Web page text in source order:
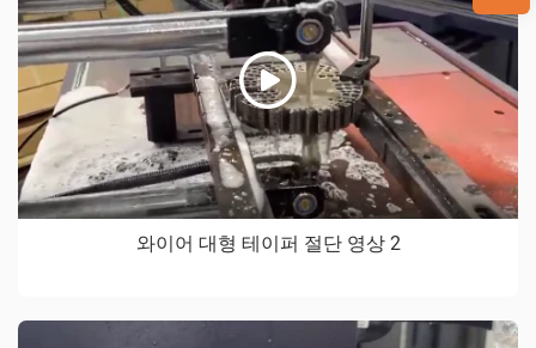
와이어 대형 테이퍼 절단 영상 2